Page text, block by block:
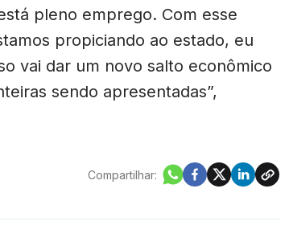
pleno emprego. Com esse
propiciando ao estado, eu
vai dar um novo salto econômico
sendo apresentadas”,
Compartilhar: